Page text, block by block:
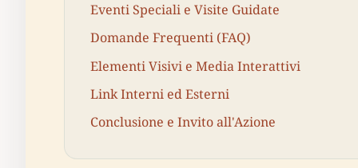
Eventi Speciali e Visite Guidate
Domande Frequenti (FAQ)
Elementi Visivi e Media Interattivi
Link Interni ed Esterni
Conclusione e Invito all'Azione